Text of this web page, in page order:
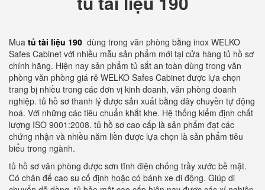
Mua tủ tài liệu 190 dùng trong văn phòng bằng inox WELKO
Safes Cabinet với nhiều mẫu sản phẩm mới tại cửa hàng tủ hồ sơ
chính hãng. Hiện nay sản phẩm tủ sắt an toàn dùng trong văn
phòng văn phòng giá rẻ WELKO Safes Cabinet được lựa chọn
trang bị nhiều trong các đơn vị kinh doanh, văn phòng doanh
nghiệp. tủ hồ sơ thanh lý được sản xuất bằng dây chuyền tự động
hoá. Với những các tiêu chuẩn khắt khe. Hệ thống kiểm định chất
lượng ISO 9001:2008. tủ hồ sơ cao cấp là sản phẩm đạt các
chứng nhận và nhiều năm liền được lựa chọn là sản phẩm tiêu
biểu trong ngành.
tủ hồ sơ văn phòng được sơn tĩnh điện chống trầy xước bề mặt.
Có chân đế cao su cố định hoặc có bánh xe di động. Giúp di